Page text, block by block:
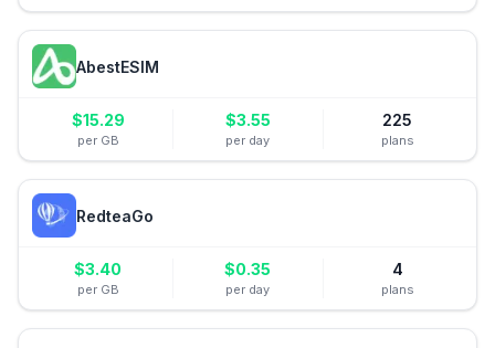
AbestESIM
$15.29
per GB
$3.55
per day
225
plans
RedteaGo
$3.40
per GB
$0.35
per day
4
plans